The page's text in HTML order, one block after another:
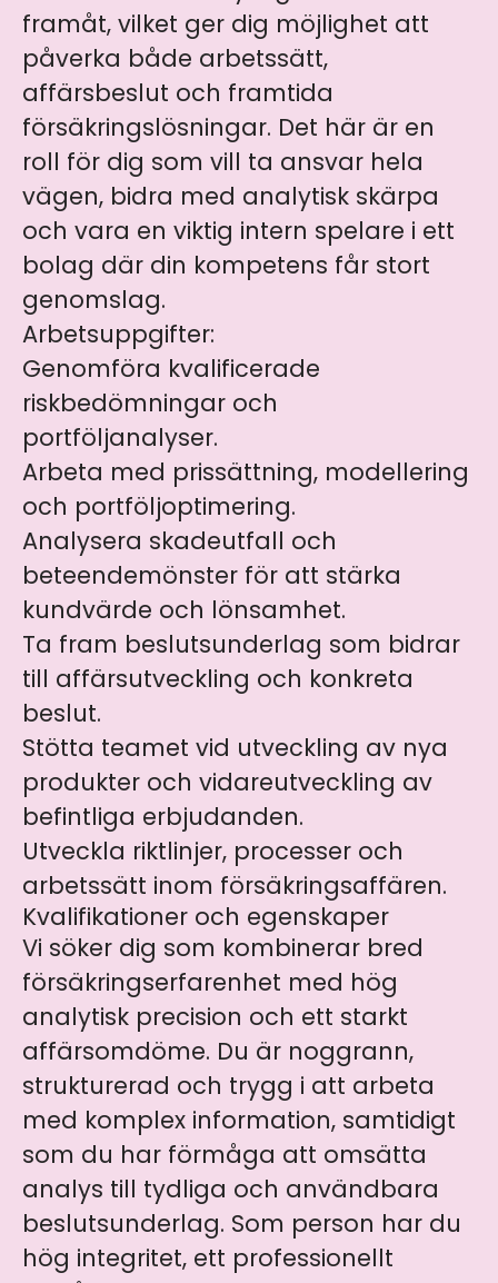
framåt, vilket ger dig möjlighet att
påverka både arbetssätt,
affärsbeslut och framtida
försäkringslösningar. Det här är en
roll för dig som vill ta ansvar hela
vägen, bidra med analytisk skärpa
och vara en viktig intern spelare i ett
bolag där din kompetens får stort
genomslag.
Arbetsuppgifter:
Genomföra kvalificerade
riskbedömningar och
portföljanalyser.
Arbeta med prissättning, modellering
och portföljoptimering.
Analysera skadeutfall och
beteendemönster för att stärka
kundvärde och lönsamhet.
Ta fram beslutsunderlag som bidrar
till affärsutveckling och konkreta
beslut.
Stötta teamet vid utveckling av nya
produkter och vidareutveckling av
befintliga erbjudanden.
Utveckla riktlinjer, processer och
arbetssätt inom försäkringsaffären.
Kvalifikationer och egenskaper
Vi söker dig som kombinerar bred
försäkringserfarenhet med hög
analytisk precision och ett starkt
affärsomdöme. Du är noggrann,
strukturerad och trygg i att arbeta
med komplex information, samtidigt
som du har förmåga att omsätta
analys till tydliga och användbara
beslutsunderlag. Som person har du
hög integritet, ett professionellt